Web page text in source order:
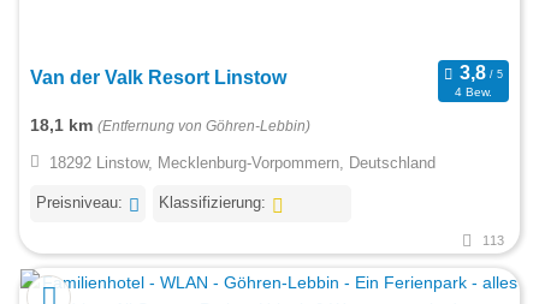
Van der Valk Resort Linstow
4 Bew.
18,1 km (Entfernung von Göhren-Lebbin)
18292 Linstow, Mecklenburg-Vorpommern, Deutschland
Preisniveau: Klassifizierung:
113